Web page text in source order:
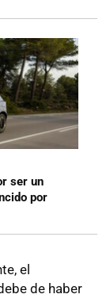
ser un
por
el
de haber